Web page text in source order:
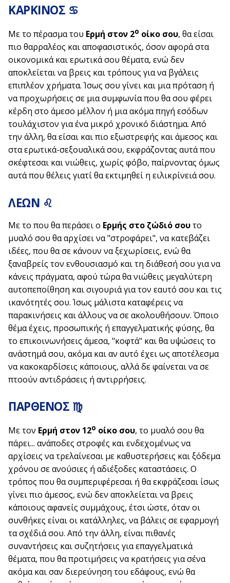
ΚΑΡΚΙΝΟΣ ♋
Με το πέρασμα του Ερμή στον 2ο οίκο σου, θα είσαι
πιο θαρραλέος και αποφασιστικός, όσον αφορά στα
οικονομικά και ερωτικά σου θέματα, ενώ δεν
αποκλείεται να βρεις και τρόπους για να βγάλεις
επιπλέον χρήματα. Ίσως σου γίνει και μια πρόταση ή
να προχωρήσεις σε μια συμφωνία που θα σου φέρει
κέρδη στο άμεσο μέλλον ή μια ακόμα πηγή εσόδων
τουλάχιστον για ένα μικρό χρονικό διάστημα. Από
την άλλη, θα είσαι και πιο εξωστρεφής και άμεσος και
στα ερωτικά-σεξουαλικά σου, εκφράζοντας αυτά που
σκέφτεσαι και νιώθεις, χωρίς φόβο, παίρνοντας όμως
αυτά που θέλεις γιατί θα εκτιμηθεί η ειλικρίνειά σου.
ΛΕΩΝ ♌
Με το που θα περάσει ο Ερμής στο ζώδιό σουτο
μυαλό σου θα αρχίσει να "στροφάρει", να κατεβάζει
ιδέες, που θα σε κάνουν να ξεχωρίσεις, ενώ θα
ξαναβρείς τον ενθουσιασμό και τη διάθεσή σου για να
κάνεις πράγματα, αφού τώρα θα νιώθεις μεγαλύτερη
αυτοπεποίθηση και σιγουριά για τον εαυτό σου και τις
ικανότητές σου. Ίσως μάλιστα καταφέρεις να
παρακινήσεις και άλλους να σε ακολουθήσουν. Όποιο
θέμα έχεις, προσωπικής ή επαγγελματικής φύσης, θα
το επικοινωνήσεις άμεσα, "κοφτά" και θα υψώσεις το
ανάστημά σου, ακόμα και αν αυτό έχει ως αποτέλεσμα
να κακοκαρδίσεις κάποιους, αλλά δε φαίνεται να σε
πτοούν αντιδράσεις ή αντιρρήσεις.
ΠΑΡΘΕΝΟΣ ♍
Με τον Ερμή στον 12ο οίκο σου, το μυαλό σου θα
πάρει... ανάποδες στροφές και ενδεχομένως να
αρχίσεις να τρελαίνεσαι με καθυστερήσεις και ξόδεμα
χρόνου σε ανούσιες ή αδιέξοδες καταστάσεις. Ο
τρόπος που θα συμπεριφέρεσαι ή θα εκφράζεσαι ίσως
γίνει πιο άμεσος, ενώ δεν αποκλείεται να βρεις
κάποιους αφανείς συμμάχους, έτσι ώστε, όταν οι
συνθήκες είναι οι κατάλληλες, να βάλεις σε εφαρμογή
τα σχέδιά σου. Από την άλλη, είναι πιθανές
συναντήσεις και συζητήσεις για επαγγελματικά
θέματα, που θα προτιμήσεις να κρατήσεις για σένα
ακόμα και σαν διερεύνηση του εδάφους, ενώ θα